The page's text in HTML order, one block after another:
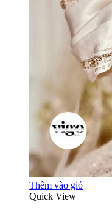
Thêm vào giỏ
Quick View